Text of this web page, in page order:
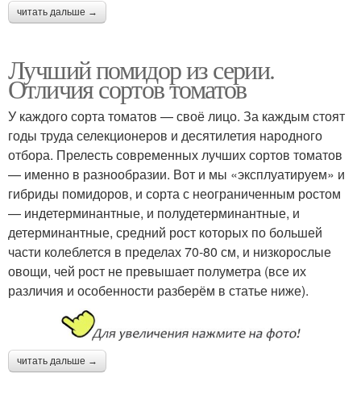
читать дальше →
Лучший помидор из серии.
Отличия сортов томатов
У каждого сорта томатов — своё лицо. За каждым стоят
годы труда селекционеров и десятилетия народного
отбора. Прелесть современных лучших сортов томатов
— именно в разнообразии. Вот и мы «эксплуатируем» и
гибриды помидоров, и сорта с неограниченным ростом
— индетерминантные, и полудетерминантные, и
детерминантные, средний рост которых по большей
части колеблется в пределах 70-80 см, и низкорослые
овощи, чей рост не превышает полуметра (все их
различия и особенности разберём в статье ниже).
читать дальше →